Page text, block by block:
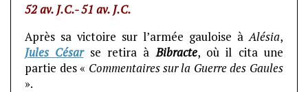
52 av. J.C.- 51 av. J.C.
Après sa victoire sur l’armée gauloise àAlésia,
Jules Césarse retira àBibracte, où il cita une
partie des « Commentaires sur la Guerre des Gaules
».